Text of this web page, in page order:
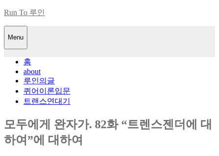
Skip
content
Run To 루인
Menu
홈
about
루인의글
퀴어이론입문
트랜스연대기
모두에게 완자가. 82화 “트렌스젠더에 대
하여”에 대하여